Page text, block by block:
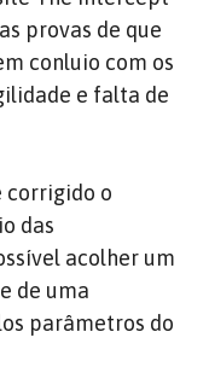
provas de que
conluio com os
e falta de
corrigido o
das
acolher um
de uma
parâmetros do